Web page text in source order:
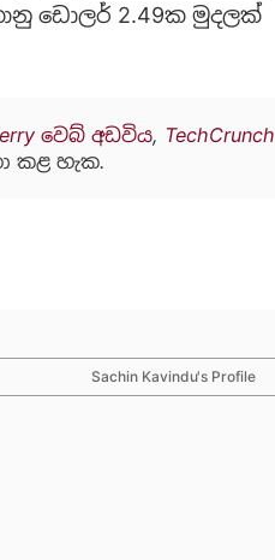
ඩොලර් 2.49ක මුදලක්
වෙබ් අඩවිය, TechCrunch
කළ හැක.
Sachin Kavindu's Profile